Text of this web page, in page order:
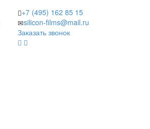
+7 (495) 162 85 15
silicon-films@mail.ru
Заказать звонок